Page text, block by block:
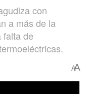
con
a más de la
falta de
AA